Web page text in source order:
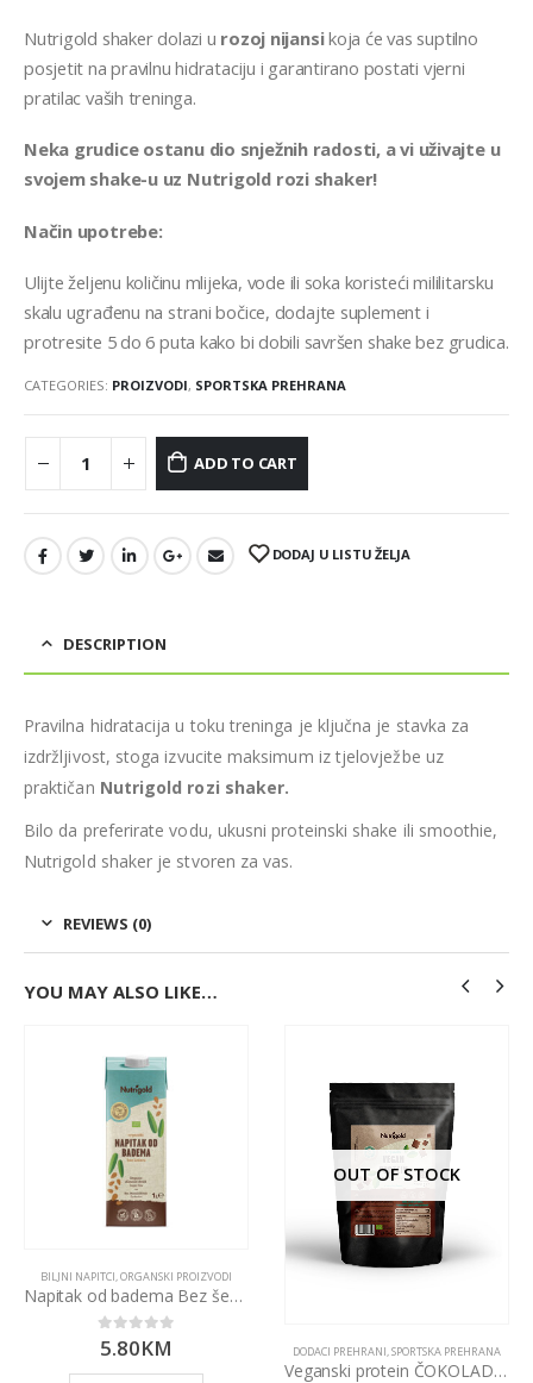
Nutrigold shaker dolazi u rozoj nijansikoja će vas suptilno
posjetit na pravilnu hidrataciju i garantirano postati vjerni
pratilac vaših treninga.
Neka grudice ostanu dio snježnih radosti, a vi uživajte u
svojem shake-u uz Nutrigold rozi shaker!
Način upotrebe:
Ulijte željenu količinu mlijeka, vode ili soka koristeći mililitarsku
skalu ugrađenu na strani bočice, dodajte suplement i
protresite 5 do 6 puta kako bi dobili savršen shake bez grudica.
CATEGORIES: PROIZVODI, SPORTSKA PREHRANA
ADD TO CART
DODAJ U LISTU ŽELJA
DESCRIPTION
Pravilna hidratacija u toku treninga je ključna je stavka za
izdržljivost, stoga izvucite maksimum iz tjelovježbe uz
praktičan Nutrigold rozi shaker.
Bilo da preferirate vodu, ukusni proteinski shake ili smoothie,
Nutrigold shaker je stvoren za vas.
REVIEWS (0)
YOU MAY ALSO LIKE…
BILJNI NAPITCI,ORGANSKI PROIZVODI
Napitak od badema Bez šećera – Organski 1000ml Nutrigold
0out of 5
5.80KM
OUT OF STOCK
DODACI PREHRANI,SPORTSKA PREHRANA
Veganski protein ČOKOLADA – Organski 1000g Nutrigold